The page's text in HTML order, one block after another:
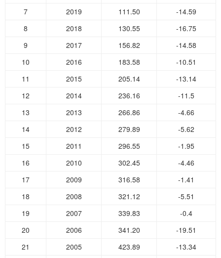
7
2019 111.50
-14.59
8
2018 130.55
-16.75
9
2017 156.82
-14.58
10
2016 183.58
-10.51
11
2015 205.14
-13.14
12
2014 236.16
-11.5
13
2013 266.86
-4.66
14
2012 279.89
-5.62
15
2011 296.55
-1.95
16
2010 302.45
-4.46
17
2009 316.58
-1.41
18
2008 321.12
-5.51
19
2007 339.83
-0.4
20
2006 341.20
-19.51
21
2005 423.89
-13.34